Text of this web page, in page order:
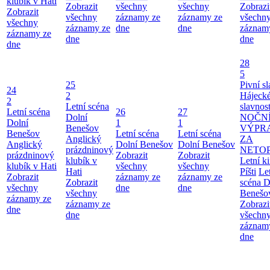
Zobrazit
všechny
záznamy ze
dne
Zobrazit
všechny
záznamy ze
dne
všechny
záznamy ze
dne
všechny
záznamy ze
dne
dne
24
2
Letní scéna
Dolní
Benešov
Anglický
prázdninový
klubík v Hati
Zobrazit
všechny
záznamy ze
dne
25
2
Letní scéna
Dolní
Benešov
Anglický
prázdninový
klubík v
Hati
Zobrazit
všechny
záznamy ze
dne
26
1
Letní scéna
Dolní Benešov
Zobrazit
všechny
záznamy ze
dne
27
1
Letní scéna
Dolní Benešov
Zobrazit
všechny
záznamy ze
dne
28
5
Pivní
ZA
Letní
Píšti
scéna
dne